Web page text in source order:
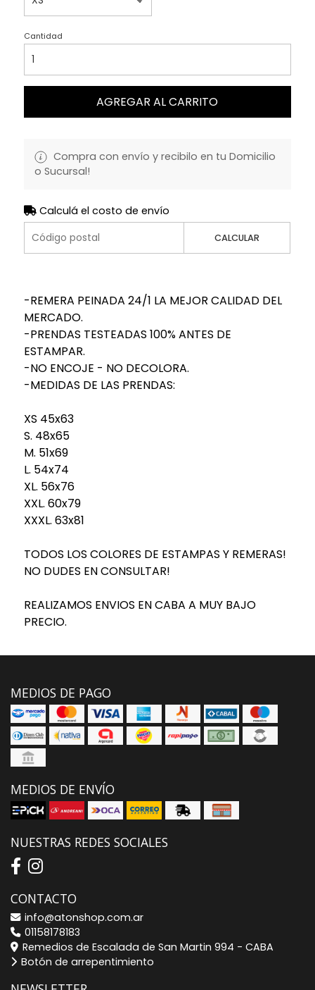
Cantidad
AGREGAR AL CARRITO
Compra con envío y recibilo en tu Domicilio
o Sucursal!
Calculá el costo de envío
CALCULAR
-REMERA PEINADA 24/1 LA MEJOR CALIDAD DEL
MERCADO.
-PRENDAS TESTEADAS 100% ANTES DE
ESTAMPAR.
-NO ENCOJE - NO DECOLORA.
-MEDIDAS DE LAS PRENDAS:
XS 45x63
S. 48x65
M. 51x69
L. 54x74
XL. 56x76
XXL. 60x79
XXXL. 63x81
TODOS LOS COLORES DE ESTAMPAS Y REMERAS!
NO DUDES EN CONSULTAR!
REALIZAMOS ENVIOS EN CABA A MUY BAJO
PRECIO.
MEDIOS DE PAGO
MEDIOS DE ENVÍO
NUESTRAS REDES SOCIALES
CONTACTO
info@atonshop.com.ar
01158178183
Remedios de Escalada de San Martin 994 - CABA
Botón de arrepentimiento